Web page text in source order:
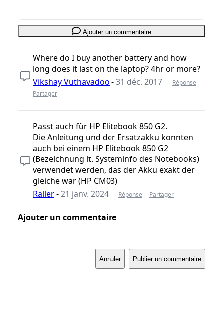
Ajouter un commentaire
Where do I buy another battery and how
long does it last on the laptop? 4hr or more?
Vikshay Vuthavadoo -31 déc. 2017
Réponse
Partager
Passt auch für HP Elitebook 850 G2.
Die Anleitung und der Ersatzakku konnten
auch bei einem HP Elitebook 850 G2
(Bezeichnung lt. Systeminfo des Notebooks)
verwendet werden, das der Akku exakt der
gleiche war (HP CM03)
Raller-21 janv. 2024 Réponse Partager
Ajouter un commentaire
Annuler Publier un commentaire